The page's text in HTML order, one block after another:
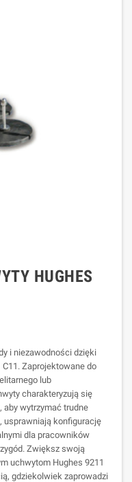
HUGHES
i niezawodności dzięki
Zaprojektowane do
lub
charakteryzują się
aby wytrzymać trudne
usprawniają konfigurację
dla pracowników
Zwiększ swoją
uchwytom Hughes 9211
gdziekolwiek zaprowadzi